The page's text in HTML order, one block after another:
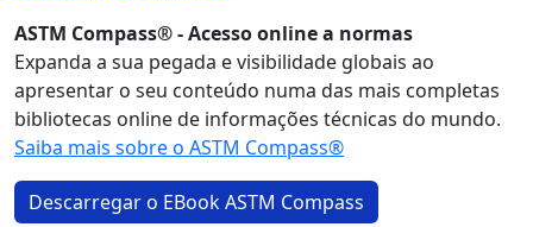
ASTM Compass® - Acesso online a normas
Expanda a sua pegada e visibilidade globais ao
apresentar o seu conteúdo numa das mais completas
bibliotecas online de informações técnicas do mundo.
Saiba mais sobre o ASTM Compass®
Descarregar o EBook ASTM Compass